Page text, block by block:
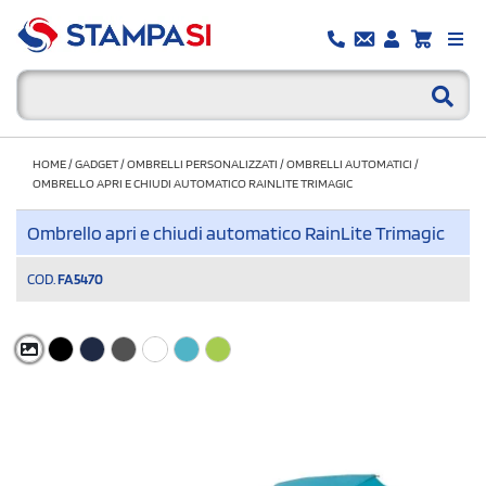
HOME/GADGET/OMBRELLI PERSONALIZZATI /OMBRELLI AUTOMATICI /
OMBRELLO APRI E CHIUDI AUTOMATICO RAINLITE TRIMAGIC
Ombrello apri e chiudi automatico RainLite Trimagic
COD. FA5470